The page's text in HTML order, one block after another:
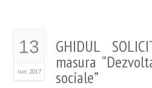
13
iun. 2017
GHIDUL
masura
sociale”